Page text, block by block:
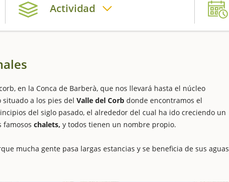
Actividad
en la Conca de Barberà, que nos llevará hasta el núcleo
situado a los pies del Valle del Corb donde encontramos el
del siglo pasado, el alrededor del cual ha ido creciendo un
famosos chalets, y todos tienen un nombre propio.
mucha gente pasa largas estancias y se beneficia de sus aguas